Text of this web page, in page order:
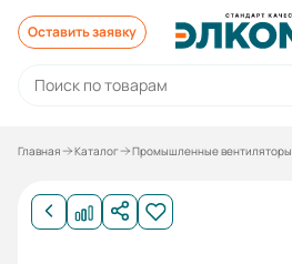
Оставить заявку
Главная Каталог Промышленные вентиляторы